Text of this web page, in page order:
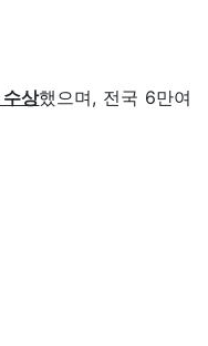
상했으며, 전국 6만여